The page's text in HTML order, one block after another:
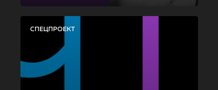
СПЕЦПРОЕКТ